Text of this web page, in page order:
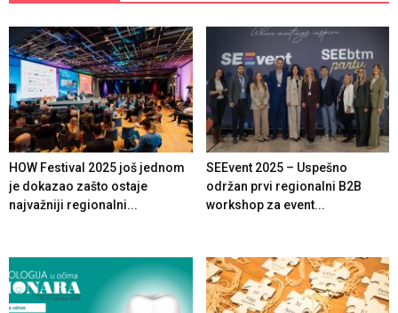
HOW Festival 2025 još jednom
je dokazao zašto ostaje
najvažniji regionalni...
SEEvent 2025 – Uspešno
održan prvi regionalni B2B
workshop za event...